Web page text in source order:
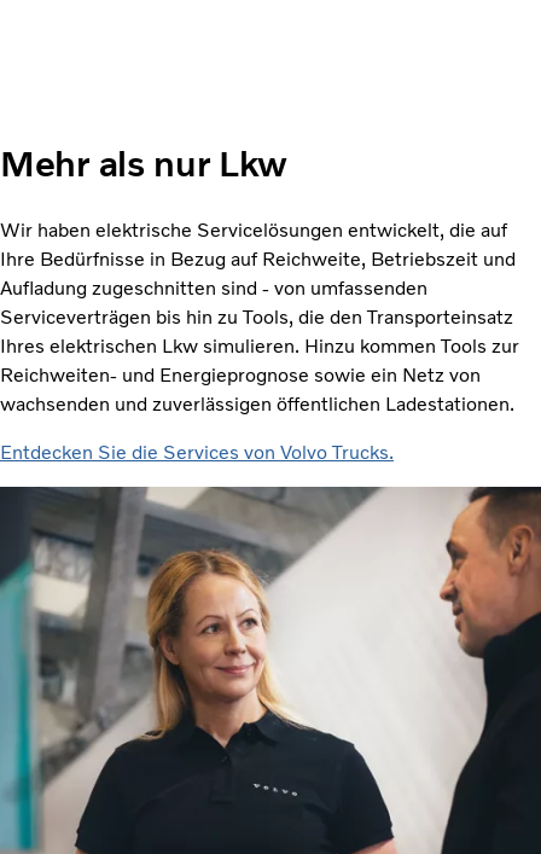
Mehr als nur Lkw
Wir haben elektrische Servicelösungen entwickelt, die auf
Ihre Bedürfnisse in Bezug auf Reichweite, Betriebszeit und
Aufladung zugeschnitten sind - von umfassenden
Serviceverträgen bis hin zu Tools, die den Transporteinsatz
Ihres elektrischen Lkw simulieren. Hinzu kommen Tools zur
Reichweiten- und Energieprognose sowie ein Netz von
wachsenden und zuverlässigen öffentlichen Ladestationen.
Entdecken Sie die Services von Volvo Trucks.